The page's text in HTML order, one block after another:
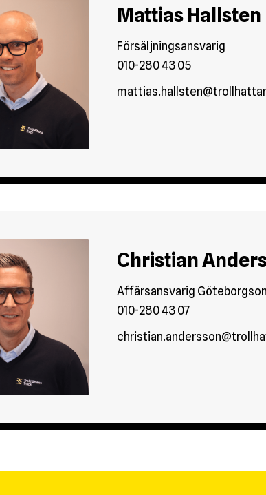
Mattias Hallsten
Försäljningsansvarig
010-280 43 05
Christian
Affärsansvarig
010-280 43 07